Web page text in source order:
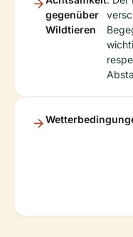
gegenüber
Wildtieren